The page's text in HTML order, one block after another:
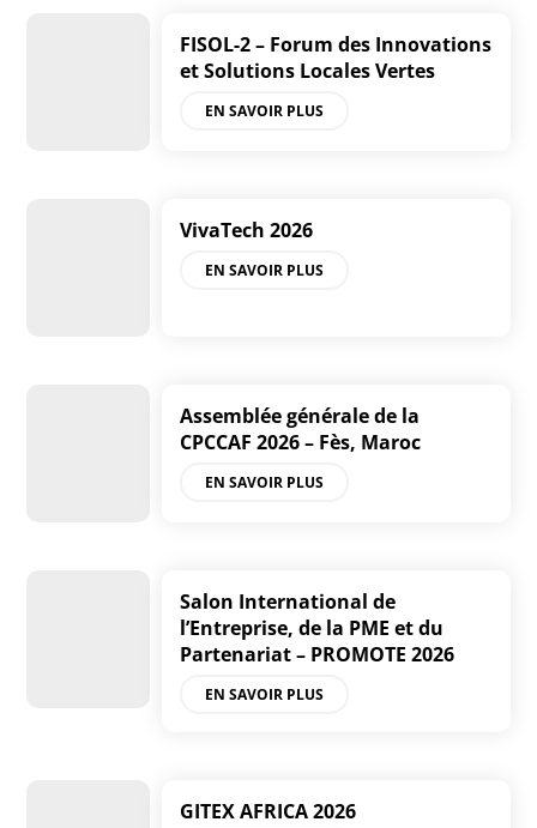
FISOL-2 – Forum des Innovations
et Solutions Locales Vertes
EN SAVOIR PLUS
VivaTech 2026
EN SAVOIR PLUS
Assemblée générale de la
CPCCAF 2026 – Fès, Maroc
EN SAVOIR PLUS
Salon International de
l’Entreprise, de la PME et du
Partenariat – PROMOTE 2026
EN SAVOIR PLUS
GITEX AFRICA 2026